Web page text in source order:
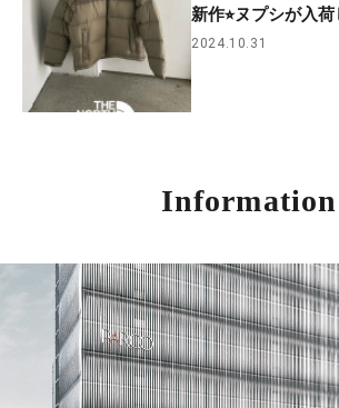
新作⭐︎ヌプシが入
2024.10.31
Information